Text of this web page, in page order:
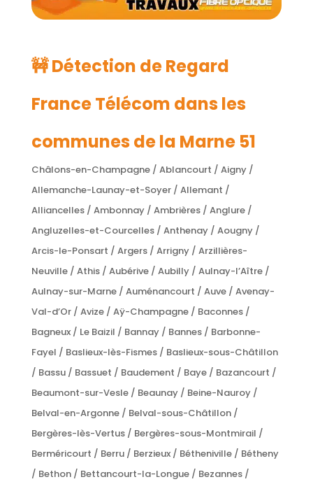
🚧 Détection de Regard
France Télécom dans les
communes de la Marne 51
Châlons-en-Champagne / Ablancourt / Aigny /
Allemanche-Launay-et-Soyer / Allemant /
Alliancelles / Ambonnay / Ambrières / Anglure /
Angluzelles-et-Courcelles / Anthenay / Aougny /
Arcis-le-Ponsart / Argers / Arrigny / Arzillières-
Neuville / Athis / Aubérive / Aubilly / Aulnay-l’Aître /
Aulnay-sur-Marne / Auménancourt / Auve / Avenay-
Val-d’Or / Avize / Aÿ-Champagne / Baconnes /
Bagneux / Le Baizil / Bannay / Bannes / Barbonne-
Fayel / Baslieux-lès-Fismes / Baslieux-sous-Châtillon
/ Bassu / Bassuet / Baudement / Baye / Bazancourt /
Beaumont-sur-Vesle / Beaunay / Beine-Nauroy /
Belval-en-Argonne / Belval-sous-Châtillon /
Bergères-lès-Vertus / Bergères-sous-Montmirail /
Berméricourt / Berru / Berzieux / Bétheniville / Bétheny
/ Bethon / Bettancourt-la-Longue / Bezannes /